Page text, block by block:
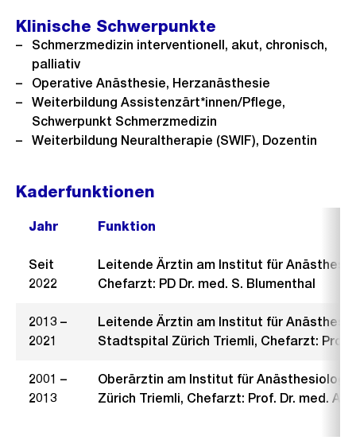
Klinische Schwerpunkte
Schmerzmedizin interventionell, akut, chronisch,
palliativ
Operative Anästhesie, Herzanästhesie
Weiterbildung Assistenzärt*innen/Pflege,
Schwerpunkt Schmerzmedizin
Weiterbildung Neuraltherapie (SWIF), Dozentin
Kaderfunktionen
Jahr Funktion
Seit
2022
Leitende Ärztin am Institut für
Chefarzt: PD Dr. med. S. Blumenthal
2013 –
2021
Leitende Ärztin am Institut für
Stadtspital Zürich Triemli, Chefarzt: Prof.
2001 –
2013
Oberärztin am Institut für
Zürich Triemli, Chefarzt: Prof. Dr. med. A.